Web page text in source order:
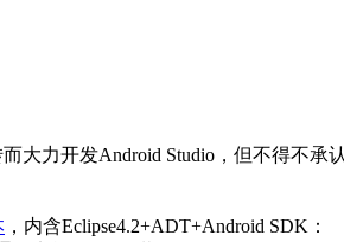
大力开发Android Studio，但不得不
，内含Eclipse4.2+ADT+Android SDK：